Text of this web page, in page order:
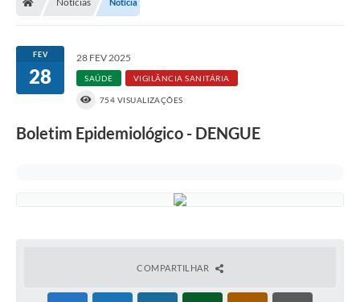
Notícia
FEV
28
28 FEV 2025
SAÚDE VIGILÂNCIA SANITÁRIA
754 VISUALIZAÇÕES
Boletim Epidemiológico - DENGUE
COMPARTILHAR